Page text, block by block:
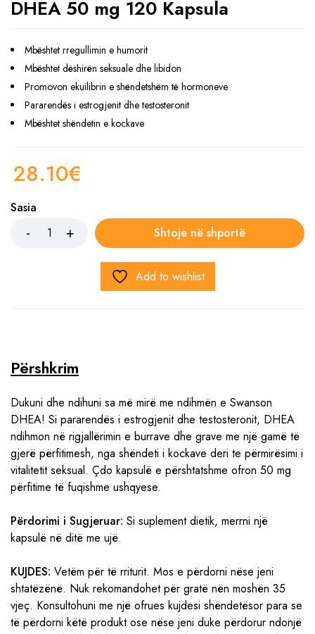
DHEA 50 mg 120 Kapsula
Mbështet rregullimin e humorit
Mbështet dëshirën seksuale dhe libidon
Promovon ekuilibrin e shëndetshëm të hormoneve
Pararendës i estrogjenit dhe testosteronit
Mbështet shëndetin e kockave
28.10€
Sasia
Shtoje në shportë
Add to wishlist
Përshkrim
Dukuni dhe ndihuni sa më mirë me ndihmën e Swanson
DHEA! Si pararendës i estrogjenit dhe testosteronit, DHEA
ndihmon në rigjallërimin e burrave dhe grave me një gamë të
gjerë përfitimesh, nga shëndeti i kockave deri te përmirësimi i
vitalitetit seksual. Çdo kapsulë e përshtatshme ofron 50 mg
përfitime të fuqishme ushqyese.
Përdorimi i Sugjeruar: Si suplement dietik, merrni një
kapsulë në ditë me ujë.
KUJDES: Vetëm për të rriturit. Mos e përdorni nëse jeni
shtatëzënë. Nuk rekomandohet për gratë nën moshën 35
vjeç. Konsultohuni me një ofrues kujdesi shëndetësor para se
të përdorni këtë produkt ose nëse jeni duke përdorur ndonjë